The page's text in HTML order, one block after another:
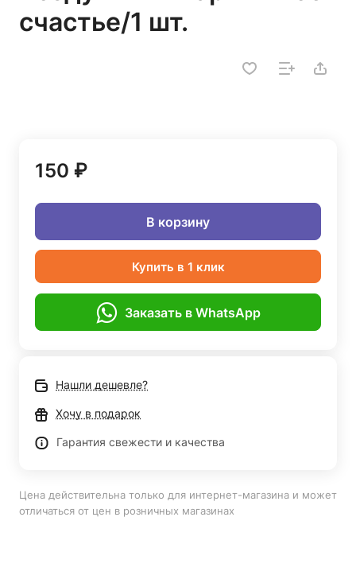
счастье/1 шт.
150 ₽
В корзину
Купить в 1 клик
Заказать в WhatsApp
Нашли дешевле?
Хочу в подарок
Гарантия свежести и качества
Цена действительна только для интернет-магазина и может
отличаться от цен в розничных магазинах